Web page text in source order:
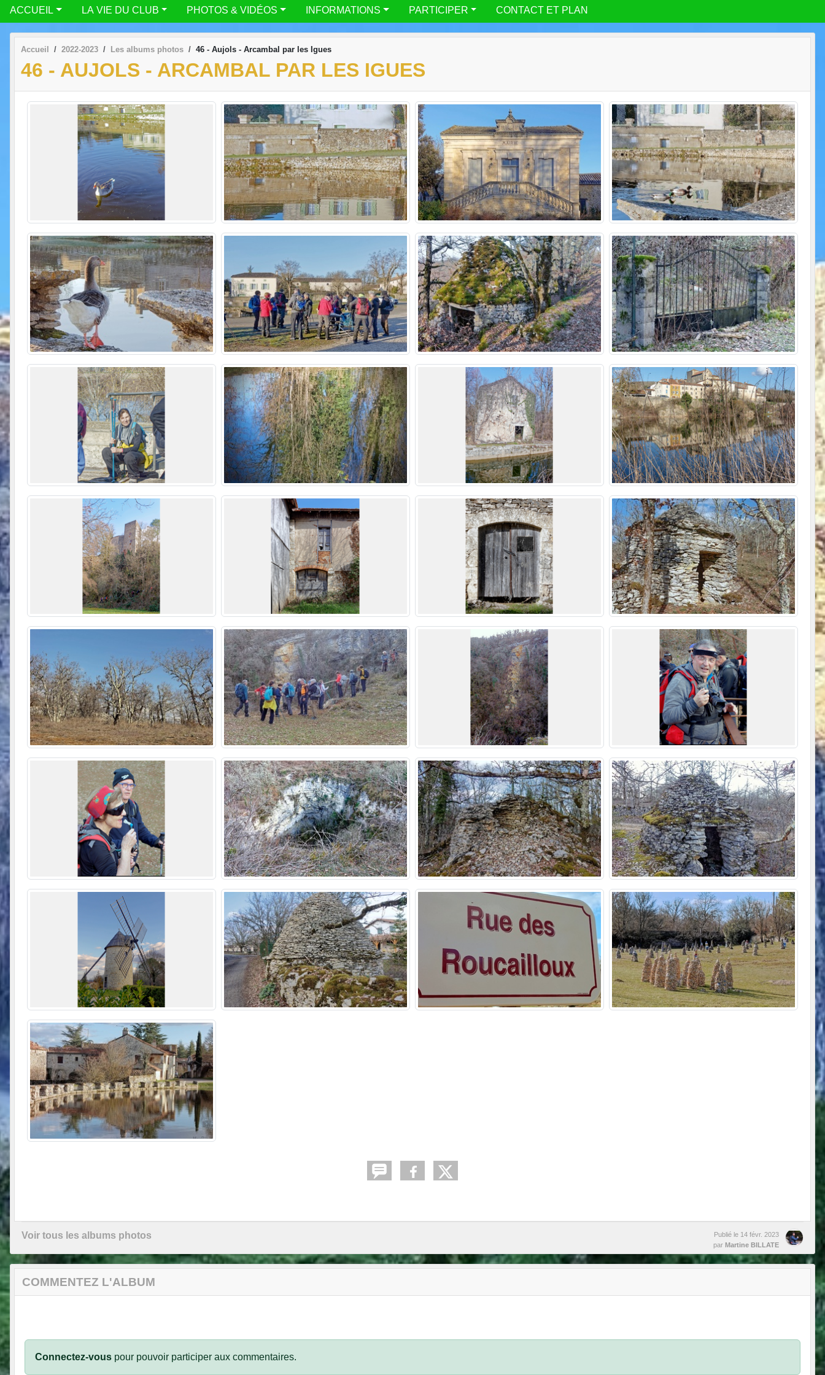
ACCUEIL LA VIE DU CLUB PHOTOS & VIDÉOS INFORMATIONS PARTICIPER CONTACT ET PLAN
Accueil 2022-2023 Les albums photos 46 - Aujols - Arcambal par les Igues
46 - AUJOLS - ARCAMBAL PAR LES IGUES
Voir tous les albums photos Publié le 14 févr. 2023
par Martine BILLATE
COMMENTEZ L'ALBUM
Connectez-vous pour pouvoir participer aux commentaires.